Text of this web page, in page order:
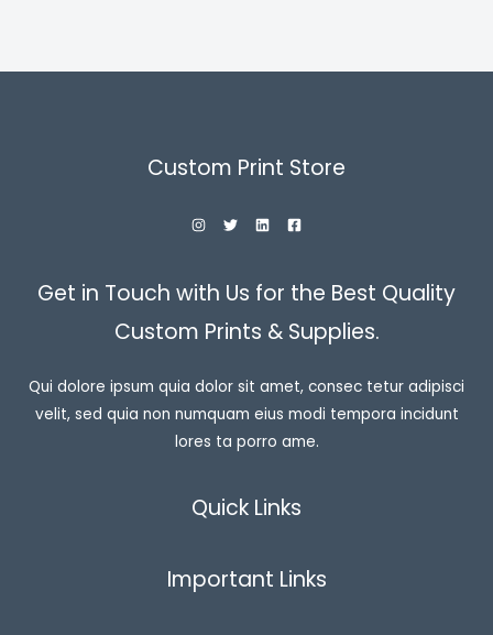
Custom Print Store
Get in Touch with Us for the Best Quality
Custom Prints & Supplies.
Qui dolore ipsum quia dolor sit amet, consec tetur adipisci
velit, sed quia non numquam eius modi tempora incidunt
lores ta porro ame.
Quick Links
Important Links